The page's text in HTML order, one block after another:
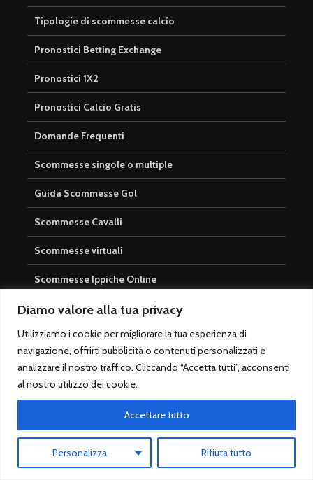
Diamo valore alla tua privacy
Utilizziamo i cookie per migliorare la tua esperienza di
navigazione, offrirti pubblicità o contenuti personalizzati e
analizzare il nostro traffico. Cliccando “Accetta tutti”, acconsenti
al nostro utilizzo dei cookie.
Personalizza Rifiuta tutto
Accettare tutto
Tipologie di scommesse calcio
Pronostici Betting Exchange
Pronostici 1X2
Pronostici Calcio Gratis
Domande Frequenti
Scommesse singole o multiple
Guida Scommesse Gol
Scommesse Cavalli
Scommesse virtuali
Scommesse Ippiche Online
Privacy Policy
Cookie Policy
Redazione
Scommesse Online